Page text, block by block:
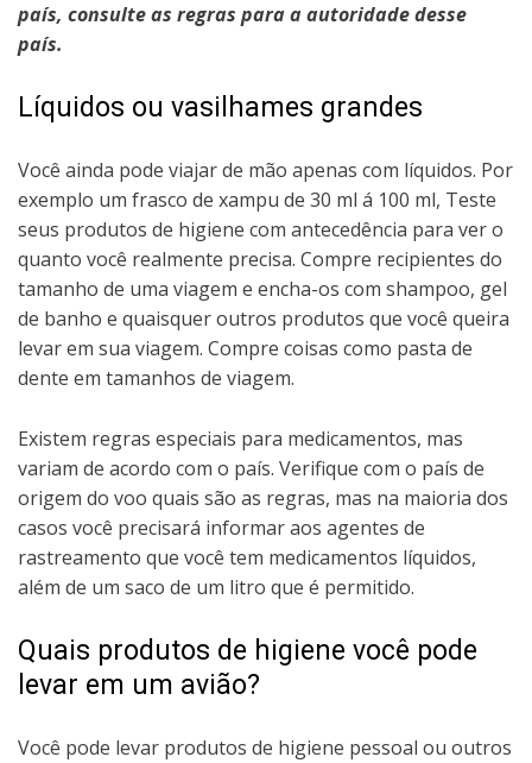
país, consulte as regras para a autoridade desse
país.
Líquidos ou vasilhames grandes
Você ainda pode viajar de mão apenas com líquidos. Por
exemplo um frasco de xampu de 30 ml á 100 ml, Teste
seus produtos de higiene com antecedência para ver o
quanto você realmente precisa. Compre recipientes do
tamanho de uma viagem e encha-os com shampoo, gel
de banho e quaisquer outros produtos que você queira
levar em sua viagem. Compre coisas como pasta de
dente em tamanhos de viagem.
Existem regras especiais para medicamentos, mas
variam de acordo com o país. Verifique com o país de
origem do voo quais são as regras, mas na maioria dos
casos você precisará informar aos agentes de
rastreamento que você tem medicamentos líquidos,
além de um saco de um litro que é permitido.
Quais produtos de higiene você pode
levar em um avião?
Você pode levar produtos de higiene pessoal ou outros